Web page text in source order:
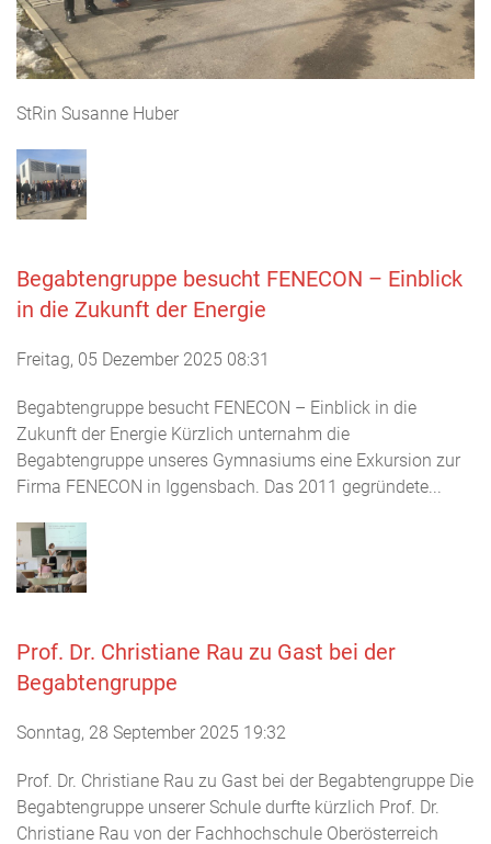
StRin Susanne Huber
Begabtengruppe besucht FENECON – Einblick
in die Zukunft der Energie
Freitag, 05 Dezember 2025 08:31
Begabtengruppe besucht FENECON – Einblick in die
Zukunft der Energie Kürzlich unternahm die
Begabtengruppe unseres Gymnasiums eine Exkursion zur
Firma FENECON in Iggensbach. Das 2011 gegründete...
Prof. Dr. Christiane Rau zu Gast bei der
Begabtengruppe
Sonntag, 28 September 2025 19:32
Prof. Dr. Christiane Rau zu Gast bei der Begabtengruppe Die
Begabtengruppe unserer Schule durfte kürzlich Prof. Dr.
Christiane Rau von der Fachhochschule Oberösterreich